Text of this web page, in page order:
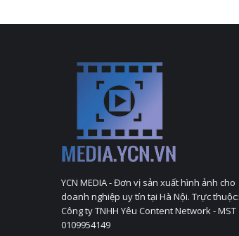
YCN MEDIA - Đơn vị sản xuất hình ảnh cho
doanh nghiệp uy tín tại Hà Nội. Trực thuộc:
Công ty TNHH Yêu Content Network - MST
0109954149